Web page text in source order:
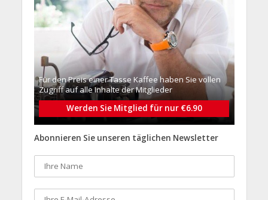
Für den Preis einer Tasse Kaffee haben Sie vollen
Zugriff auf alle Inhalte der Mitglieder
Werden Sie Mitglied für nur €6.90
Abonnieren Sie unseren täglichen Newsletter